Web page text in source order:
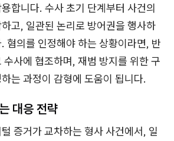
합니다. 수사 초기 단계부터 사건의
고, 일관된 논리로 방어권을 행사하
혐의를 인정해야 하는 상황이라면, 반
사에 협조하며, 재범 방지를 위한 구
는 과정이 감형에 도움이 됩니다.
대응 전략
증거가 교차하는 형사 사건에서, 일